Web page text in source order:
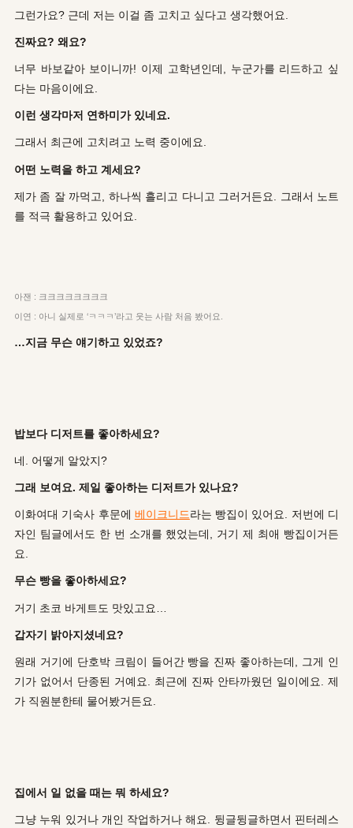
그런가요? 근데 저는 이걸 좀 고치고 싶다고 생각했어요.
진짜요? 왜요?
너무 바보같아 보이니까! 이제 고학년인데, 누군가를 리드하고 싶
다는 마음이에요.
이런 생각마저 연하미가 있네요.
그래서 최근에 고치려고 노력 중이에요.
어떤 노력을 하고 계세요?
제가 좀 잘 까먹고, 하나씩 흘리고 다니고 그러거든요. 그래서 노트
를 적극 활용하고 있어요.
아잰 : 크크크크크크크크
이연 : 아니 실제로 ‘ㅋㅋㅋ’라고 웃는 사람 처음 봤어요.
…지금 무슨 얘기하고 있었죠?
밥보다 디저트를 좋아하세요?
네. 어떻게 알았지?
그래 보여요. 제일 좋아하는 디저트가 있나요?
이화여대 기숙사 후문에 베이크니드라는 빵집이 있어요. 저번에 디
자인 팀글에서도 한 번 소개를 했었는데, 거기 제 최애 빵집이거든
요.
무슨 빵을 좋아하세요?
거기 초코 바게트도 맛있고요…
갑자기 밝아지셨네요?
원래 거기에 단호박 크림이 들어간 빵을 진짜 좋아하는데, 그게 인
기가 없어서 단종된 거예요. 최근에 진짜 안타까웠던 일이에요. 제
가 직원분한테 물어봤거든요.
집에서 일 없을 때는 뭐 하세요?
그냥 누워 있거나 개인 작업하거나 해요. 뒹글뒹글하면서 핀터레스